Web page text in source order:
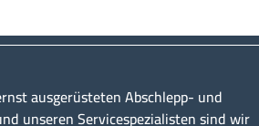
ausgerüsteten Abschlepp- und
unseren Servicespezialisten sind wir